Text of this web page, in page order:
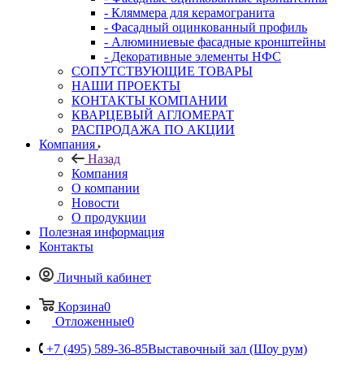
- Кляммера для керамогранита
- Фасадный оцинкованный профиль
- Алюминиевые фасадные кронштейны
- Декоративные элементы НФС
СОПУТСТВУЮЩИЕ ТОВАРЫ
НАШИ ПРОЕКТЫ
КОНТАКТЫ КОМПАНИИ
КВАРЦЕВЫЙ АГЛОМЕРАТ
РАСПРОДАЖА ПО АКЦИИ
Компания
Назад
Компания
О компании
Новости
О продукции
Полезная информация
Контакты
Личный кабинет
Корзина0
Отложенные0
+7 (495) 589-36-85Выставочный зал (Шоу рум)